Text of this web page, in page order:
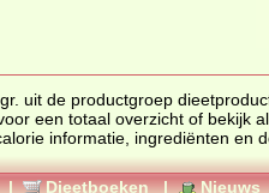
uit de productgroep
een totaal overzicht of bekijk alle
| Dieetboeken |
Nieuws